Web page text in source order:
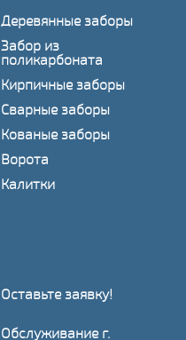
Деревянные заборы
Забор из
поликарбоната
Кирпичные заборы
Сварные заборы
Кованые заборы
Ворота
Калитки
Оставьте заявку!
Обслуживание г.